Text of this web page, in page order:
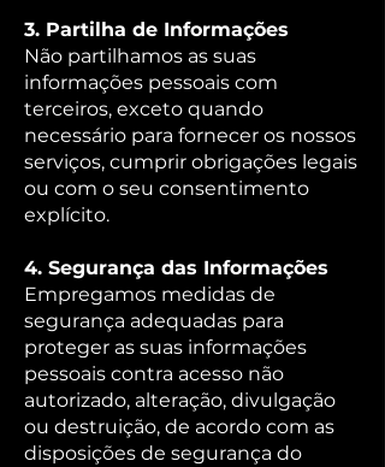
3. Partilha de Informações
Não partilhamos as suas
informações pessoais com
terceiros, exceto quando
necessário para fornecer os nossos
serviços, cumprir obrigações legais
ou com o seu consentimento
explícito.
4. Segurança das Informações
Empregamos medidas de
segurança adequadas para
proteger as suas informações
pessoais contra acesso não
autorizado, alteração, divulgação
ou destruição, de acordo com as
disposições de segurança do